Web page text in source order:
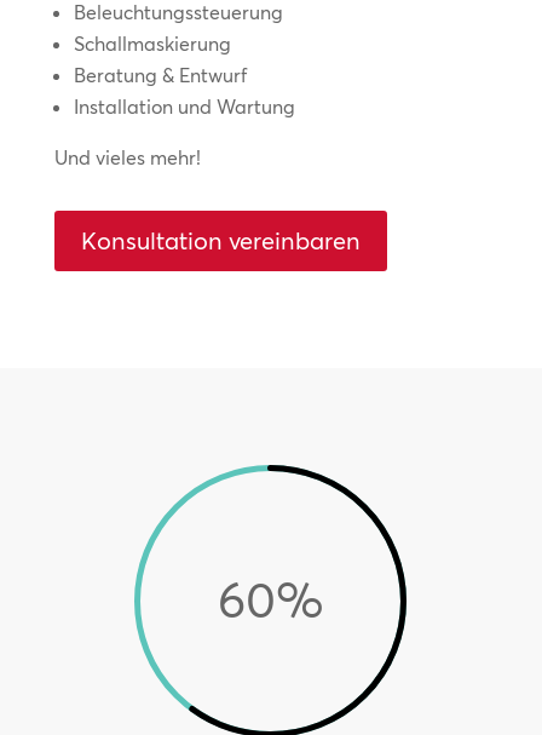
Beleuchtungssteuerung
Schallmaskierung
Beratung & Entwurf
Installation und Wartung
Und vieles mehr!
Konsultation vereinbaren
60%